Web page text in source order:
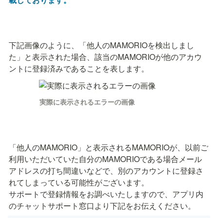
下記画像のように、「他人のMAMORIOを検出しまし
た」と表示された場合、該当のMAMORIOが他のアカウ
ントに登録済みであることを表します。
実際に表示されるエラーの画像
「他人のMAMORIO」と表示されるMAMORIOが、以前ご
利用いただいていた自分のMAMORIOである場合メール
アドレスの打ち間違いなどで、別のアカウントに登録さ
れてしまっている可能性がございます。
サポートで登録情報をお調べいたしますので、アプリ内
のチャットサポート窓口より下記をお伝えください。